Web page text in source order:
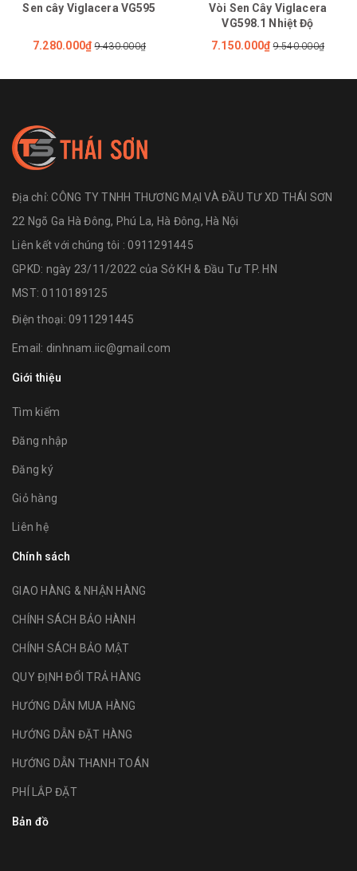
Sen cây Viglacera VG595
7.280.000₫ 9.430.000₫
Vòi Sen Cây Viglacera
VG598.1 Nhiệt Độ
7.150.000₫ 9.540.000₫
Địa chỉ:CÔNG TY TNHH THƯƠNG MẠI VÀ ĐẦU TƯ XD THÁI SƠN
22 Ngõ Ga Hà Đông, Phú La, Hà Đông, Hà Nội
Liên kết với chúng tôi : 0911291445
GPKD: ngày 23/11/2022 của Sở KH & Đầu Tư TP. HN
MST: 0110189125
Điện thoại: 0911291445
Email: dinhnam.iic@gmail.com
Giới thiệu
Tìm kiếm
Đăng nhập
Đăng ký
Giỏ hàng
Liên hệ
Chính sách
GIAO HÀNG & NHẬN HÀNG
CHÍNH SÁCH BẢO HÀNH
CHÍNH SÁCH BẢO MẬT
QUY ĐỊNH ĐỔI TRẢ HÀNG
HƯỚNG DẪN MUA HÀNG
HƯỚNG DẪN ĐẶT HÀNG
HƯỚNG DẪN THANH TOÁN
PHÍ LẮP ĐẶT
Bản đồ